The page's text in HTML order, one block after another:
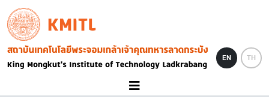
Skip to main content
KMITL
Image
EN TH